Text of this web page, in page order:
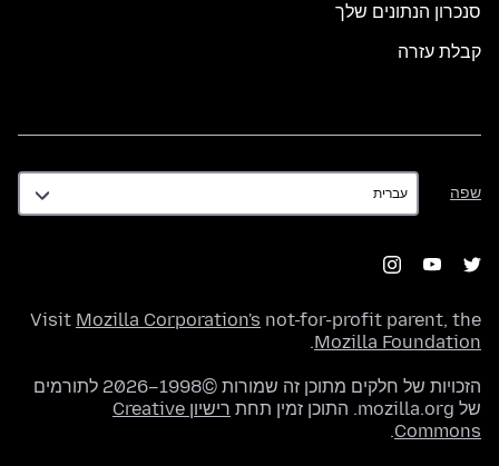
סנכרון הנתונים שלך
קבלת עזרה
שפה
שפה
Visit Mozilla Corporation's not-for-profit parent, the
Mozilla Foundation
.
הזכויות של חלקים מתוכן זה שמורות ©1998–2026 לתורמים
של mozilla.org. התוכן זמין תחת
רישיון Creative
Commons
.